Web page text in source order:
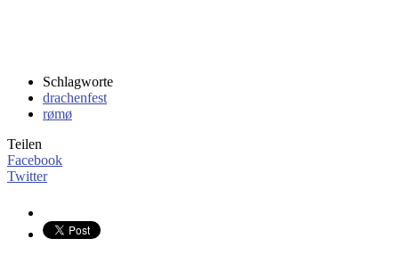
Schlagworte
drachenfest
rømø
Teilen
Facebook
Twitter